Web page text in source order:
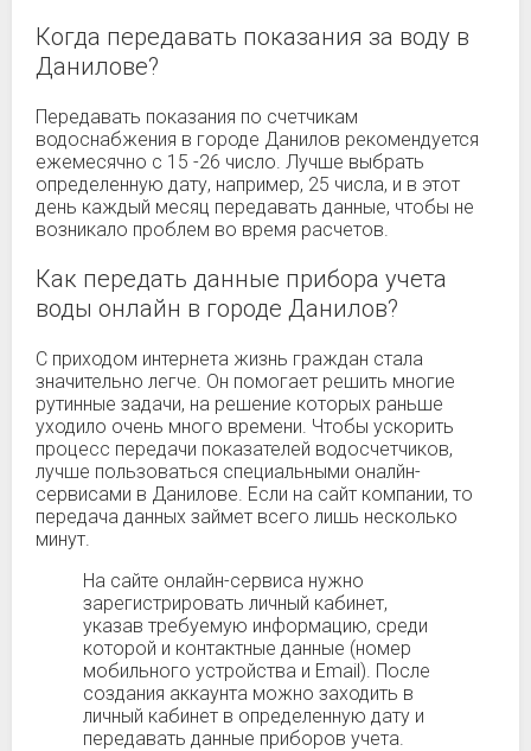
Когда передавать показания за воду в
Данилове?
Передавать показания по счетчикам
водоснабжения в городе Данилов рекомендуется
ежемесячно с 15 -26 число. Лучше выбрать
определенную дату, например, 25 числа, и в этот
день каждый месяц передавать данные, чтобы не
возникало проблем во время расчетов.
Как передать данные прибора учета
воды онлайн в городе Данилов?
С приходом интернета жизнь граждан стала
значительно легче. Он помогает решить многие
рутинные задачи, на решение которых раньше
уходило очень много времени. Чтобы ускорить
процесс передачи показателей водосчетчиков,
лучше пользоваться специальными оналйн-
сервисами в Данилове. Если на сайт компании, то
передача данных займет всего лишь несколько
минут.
На сайте онлайн-сервиса нужно
зарегистрировать личный кабинет,
указав требуемую информацию, среди
которой и контактные данные (номер
мобильного устройства и Email). После
создания аккаунта можно заходить в
личный кабинет в определенную дату и
передавать данные приборов учета.